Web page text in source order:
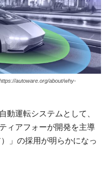
autoware.org/about/why-
動運転システムとして、
ィアフォーが開発を主導
」の採用が明らかになっ